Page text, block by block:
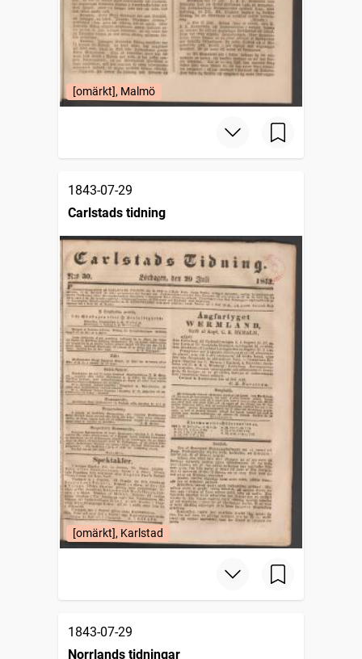
[omärkt], Malmö
1843-07-29
Carlstads tidning
[omärkt], Karlstad
1843-07-29
Norrlands tidningar